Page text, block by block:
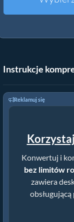
Inne narzędzia
Instrukcje
Reklamuj się
Konwertuj i
bez limitów
zawiera